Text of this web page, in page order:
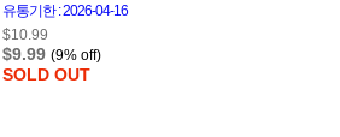
유통기한 : 2026-04-16
$10.99
$9.99 (9% off)
SOLD OUT